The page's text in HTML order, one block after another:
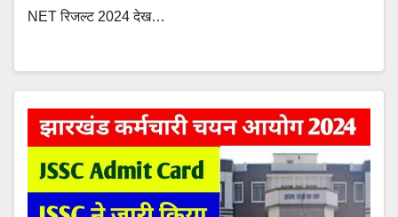
NET रिजल्ट 2024 देख…